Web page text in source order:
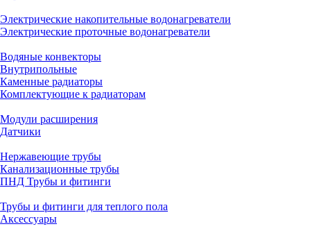
Электрические накопительные водонагреватели
Электрические проточные водонагреватели
Водяные конвекторы
Внутрипольные
Каменные радиаторы
Комплектующие к радиаторам
Модули расширения
Датчики
Нержавеющие трубы
Канализационные трубы
ПНД Трубы и фитинги
Трубы и фитинги для теплого пола
Аксессуары